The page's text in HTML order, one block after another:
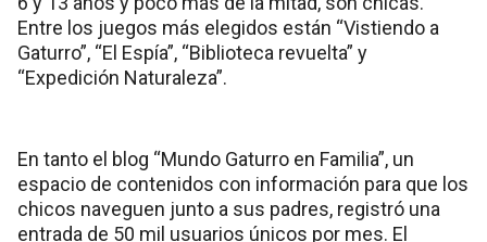
Entre los juegos más elegidos están “Vistiendo a
Gaturro”, “El Espía”, “Biblioteca revuelta” y
“Expedición Naturaleza”.
En tanto el blog “Mundo Gaturro en Familia”, un
espacio de contenidos con información para que los
chicos naveguen junto a sus padres, registró una
entrada de 50 mil usuarios únicos por mes. El